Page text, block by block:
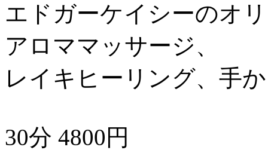
エドガーケイシーのオ
アロママッサージ、
レイキヒーリング、手
30分 4800円